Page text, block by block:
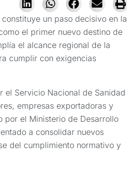
un paso decisivo en la
el primer nuevo destino de
el alcance regional de la
cumplir con exigencias
el Servicio Nacional de Sanidad
empresas exportadoras y
por el Ministerio de Desarrollo
a consolidar nuevos
del cumplimiento normativo y